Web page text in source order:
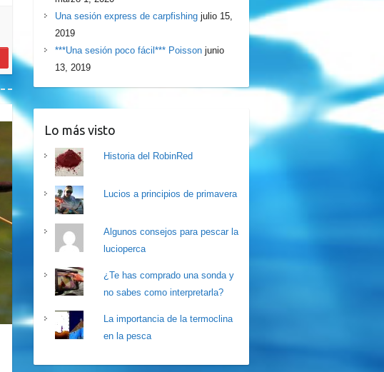
Una sesión express de carpfishing julio 15,
2019
***Una sesión poco fácil*** Poisson junio
13, 2019
Lo más visto
Historia del RobinRed
Lucios a principios de primavera
Algunos consejos para pescar la
lucioperca
¿Te has comprado una sonda y
no sabes como interpretarla?
La importancia de la termoclina
en la pesca